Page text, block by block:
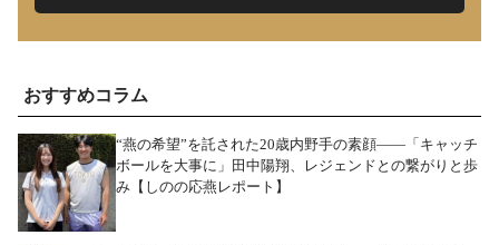
おすすめコラム
“燕の希望”を託された20歳内野手の素顔――「キャッチ
ボールを大事に」田中陽翔、レジェンドとの繋がりと歩
み【しのの応燕レポート】